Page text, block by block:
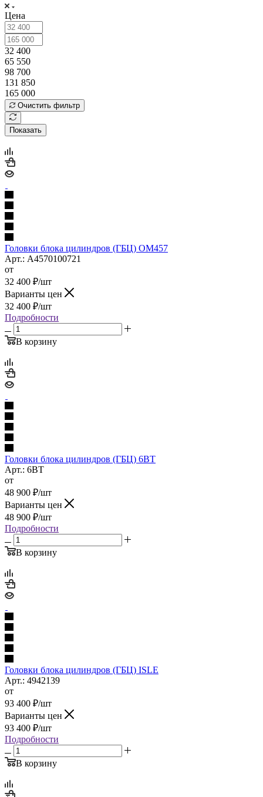
Цена
32 400
65 550
98 700
131 850
165 000
Очистить фильтр
Показать
Головки блока цилиндров (ГБЦ) OM457
Арт.: A4570100721
от
32 400 ₽/шт
Варианты цен
32 400 ₽/шт
Подробности
В корзину
Головки блока цилиндров (ГБЦ) 6BT
Арт.: 6BT
от
48 900 ₽/шт
Варианты цен
48 900 ₽/шт
Подробности
В корзину
Головки блока цилиндров (ГБЦ) ISLE
Арт.: 4942139
от
93 400 ₽/шт
Варианты цен
93 400 ₽/шт
Подробности
В корзину